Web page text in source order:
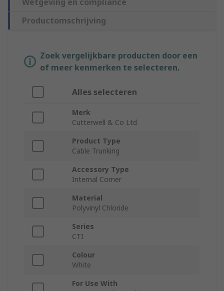
Wetgeving en compliance
Productomschrijving
Zoek vergelijkbare producten door een
of meer kenmerken te selecteren.
Alles selecteren
Merk
Cutterwell & Co Ltd
Product Type
Cable Trunking
Accessory Type
Internal Corner
Material
Polyvinyl Chloride
Series
CTI
Colour
White
For Use With